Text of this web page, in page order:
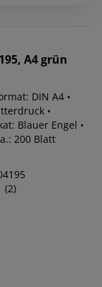
A4 grün
DIN A4 •
•
Blauer Engel •
200 Blatt
(2)